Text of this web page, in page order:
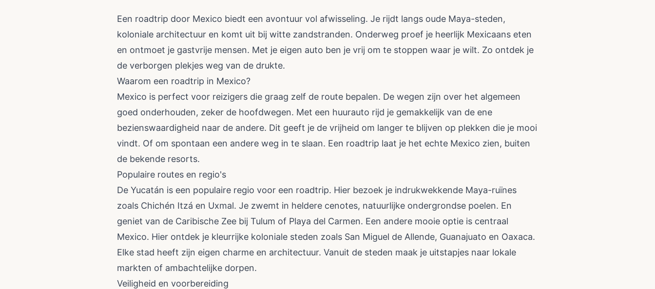
Een roadtrip door Mexico biedt een avontuur vol afwisseling. Je rijdt langs oude Maya-steden,
koloniale architectuur en komt uit bij witte zandstranden. Onderweg proef je heerlijk Mexicaans eten
en ontmoet je gastvrije mensen. Met je eigen auto ben je vrij om te stoppen waar je wilt. Zo ontdek je
de verborgen plekjes weg van de drukte.
Waarom een roadtrip in Mexico?
Mexico is perfect voor reizigers die graag zelf de route bepalen. De wegen zijn over het algemeen
goed onderhouden, zeker de hoofdwegen. Met een huurauto rijd je gemakkelijk van de ene
bezienswaardigheid naar de andere. Dit geeft je de vrijheid om langer te blijven op plekken die je mooi
vindt. Of om spontaan een andere weg in te slaan. Een roadtrip laat je het echte Mexico zien, buiten
de bekende resorts.
Populaire routes en regio's
De Yucatán is een populaire regio voor een roadtrip. Hier bezoek je indrukwekkende Maya-ruïnes
zoals Chichén Itzá en Uxmal. Je zwemt in heldere cenotes, natuurlijke ondergrondse poelen. En
geniet van de Caribische Zee bij Tulum of Playa del Carmen. Een andere mooie optie is centraal
Mexico. Hier ontdek je kleurrijke koloniale steden zoals San Miguel de Allende, Guanajuato en Oaxaca.
Elke stad heeft zijn eigen charme en architectuur. Vanuit de steden maak je uitstapjes naar lokale
markten of ambachtelijke dorpen.
Veiligheid en voorbereiding